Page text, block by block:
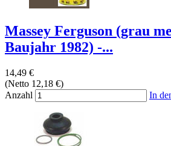
Massey Ferguson (grau
Baujahr 1982) -...
14,49 €
(Netto 12,18 €)
Anzahl
In